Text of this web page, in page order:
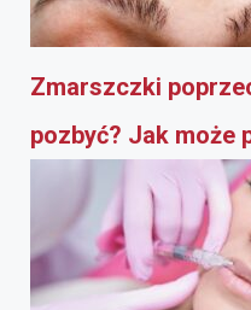
Zmarszczki
pozbyć? Jak może